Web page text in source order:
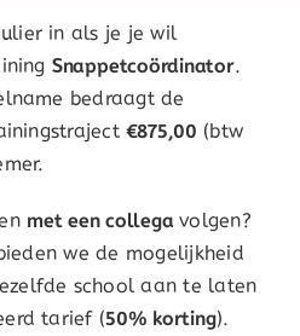
in als je je wil
Snappetcoördinator.
bedraagt de
€875,00 (btw
met een collegavolgen?
we de mogelijkheid
school aan te laten
tarief (50% korting).